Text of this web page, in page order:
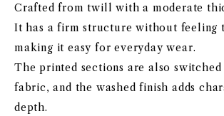
Crafted from twill with a moderate
It has a firm structure without feeling
making it easy for everyday wear.
The printed sections are also
fabric, and the washed finish adds
depth.